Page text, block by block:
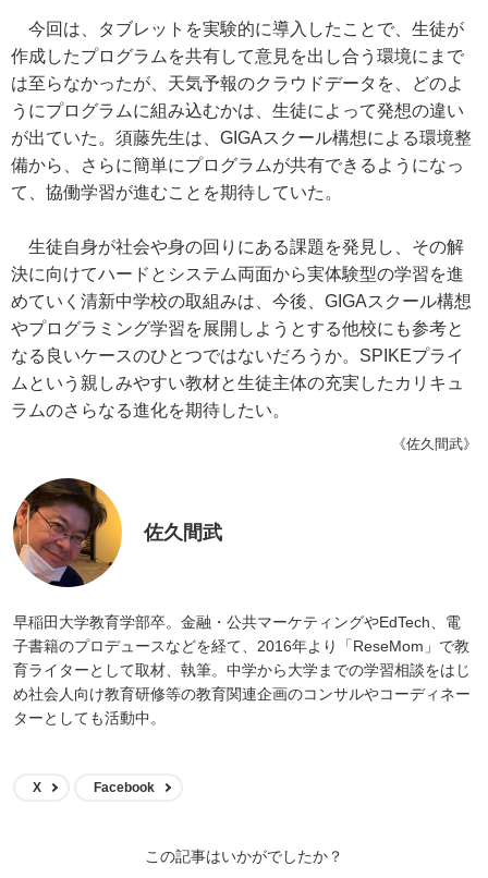
今回は、タブレットを実験的に導入したことで、生徒が
作成したプログラムを共有して意見を出し合う環境にまで
は至らなかったが、天気予報のクラウドデータを、どのよ
うにプログラムに組み込むかは、生徒によって発想の違い
が出ていた。須藤先生は、GIGAスクール構想による環境整
備から、さらに簡単にプログラムが共有できるようになっ
て、協働学習が進むことを期待していた。
生徒自身が社会や身の回りにある課題を発見し、その解
決に向けてハードとシステム両面から実体験型の学習を進
めていく清新中学校の取組みは、今後、GIGAスクール構想
やプログラミング学習を展開しようとする他校にも参考と
なる良いケースのひとつではないだろうか。SPIKEプライ
ムという親しみやすい教材と生徒主体の充実したカリキュ
ラムのさらなる進化を期待したい。
《佐久間武》
佐久間武
早稲田大学教育学部卒。金融・公共マーケティングやEdTech、電
子書籍のプロデュースなどを経て、2016年より「ReseMom」で教
育ライターとして取材、執筆。中学から大学までの学習相談をはじ
め社会人向け教育研修等の教育関連企画のコンサルやコーディネー
ターとしても活動中。
X Facebook
この記事はいかがでしたか？